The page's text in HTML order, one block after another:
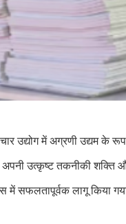
उद्योग में अग्रणी उद्यम के
उत्कृष्ट तकनीकी शक्ति
में सफलतापूर्वक लागू किया